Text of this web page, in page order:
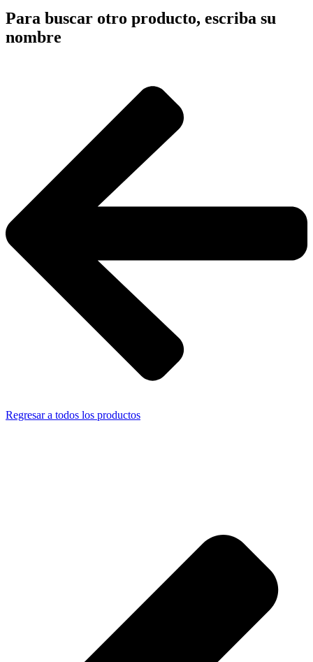
Para buscar otro producto, escriba su
nombre
Regresar a todos los productos